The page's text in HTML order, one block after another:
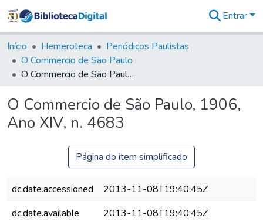
&
Coleções
Tudo na
Biblioteca
Estatísticas
Entrar
Início Hemeroteca
Periódicos Paulistas
O Commercio de São Paulo
O Commercio de São Paulo, 1906, Ano XIV, n. 4683
O Commercio de São Paulo, 1906,
Ano XIV, n. 4683
Página do item simplificado
dc.date.accessioned
2013-11-08T19:40:45Z
dc.date.available
2013-11-08T19:40:45Z